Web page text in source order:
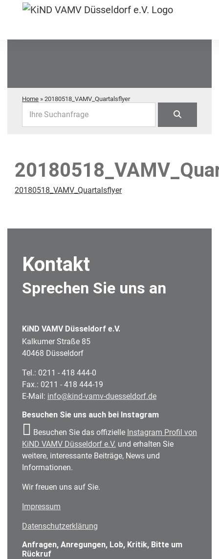
Home » 20180518_VAMV_Quartalsflyer
Ihre Suchanfrage
20180518_VAMV_Quartalsflyer
Kontakt
Sprechen Sie uns an
KiND VAMV Düsseldorf e.V.
Kalkumer Straße 85
40468 Düsseldorf
Tel.: 0211 - 418 444-0
Fax.: 0211 - 418 444-19
E-Mail: info@kind-vamv-duesseldorf.de
Besuchen Sie uns auch bei Instagram
Besuchen Sie das offizielle Instagram Profil von
KiND VAMV Düsseldorf e.V. und erhalten Sie
weitere, interessante Beiträge, News und
Informationen.
Wir freuen uns auf Sie.
Impressum
Datenschutzerklärung
Anfragen, Anregungen, Lob, Kritik, Bitte um
Rückruf